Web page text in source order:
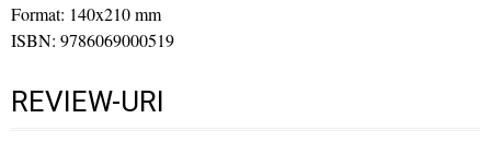
Format: 140x210 mm
ISBN: 9786069000519
REVIEW-URI